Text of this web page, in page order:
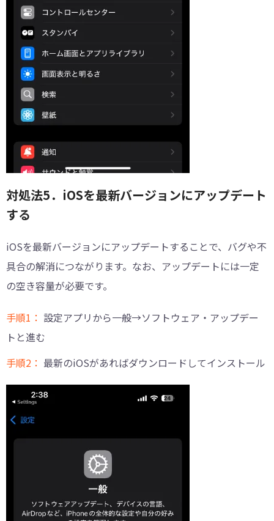
対処法5．iOSを最新バージョンにアップデート
する
iOSを最新バージョンにアップデートすることで、バグや不
具合の解消につながります。なお、アップデートには一定
の空き容量が必要です。
手順1： 設定アプリから一般→ソフトウェア・アップデー
トと進む
手順2： 最新のiOSがあればダウンロードしてインストール